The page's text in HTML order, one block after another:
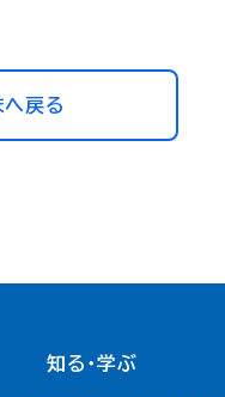
戻る
知る・学ぶ